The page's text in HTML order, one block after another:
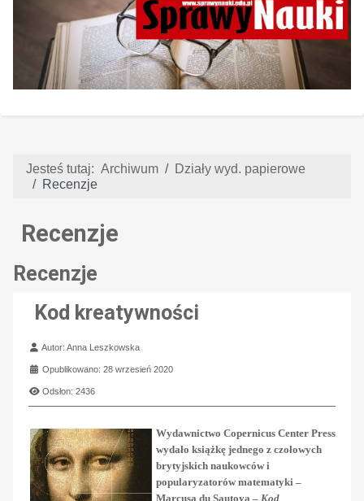
Jesteś tutaj: Archiwum
Działy wyd. papierowe
Recenzje
Recenzje
Recenzje
Kod kreatywności
Szczegóły
Autor:Anna Leszkowska
Opublikowano: 28 wrzesień 2020
Odsłon: 2436
Wydawnictwo Copernicus Center Press
wydało książkę jednego z czołowych
brytyjskich naukowców i
popularyzatorów matematyki –
Marcusa du Sautoya – Kod